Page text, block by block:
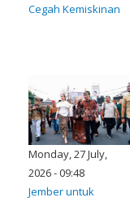
Cegah Kemiskinan
Monday, 27 July,
2026 - 09:48
Jember untuk